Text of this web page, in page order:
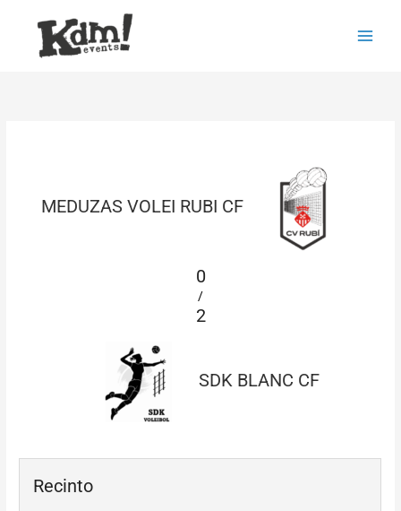
contenido
MEDUZAS VOLEI RUBI CF
0
/
2
SDK BLANC CF
Recinto